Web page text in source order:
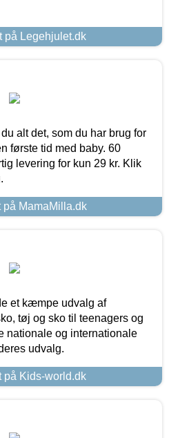
på Legehjulet.dk
alt det, som du har brug for
første tid med baby. 60
levering for kun 29 kr. Klik
på MamaMilla.dk
et kæmpe udvalg af
tøj og sko til teenagers og
nationale og internationale
udvalg.
på Kids-world.dk